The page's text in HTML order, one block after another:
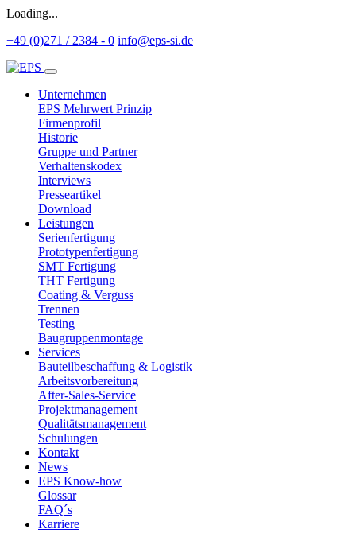
Loading...
+49 (0)271 / 2384 - 0 info@eps-si.de
Unternehmen
EPS Mehrwert Prinzip
Firmenprofil
Historie
Gruppe und Partner
Verhaltenskodex
Interviews
Presseartikel
Download
Leistungen
Serienfertigung
Prototypenfertigung
SMT Fertigung
THT Fertigung
Coating & Verguss
Trennen
Testing
Baugruppenmontage
Services
Bauteilbeschaffung & Logistik
Arbeitsvorbereitung
After-Sales-Service
Projektmanagement
Qualitätsmanagement
Schulungen
Kontakt
News
EPS Know-how
Glossar
FAQ´s
Karriere